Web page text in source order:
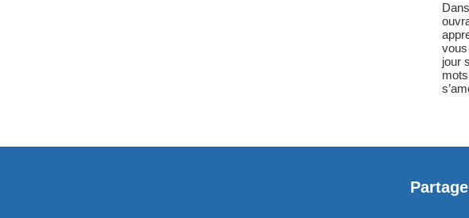
jour